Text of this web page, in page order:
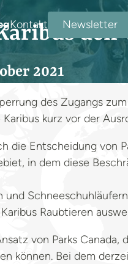
Kontakt Newsletter
den
2021
des Zugangs
kurz vor der
Entscheidung von
in dem diese
Raubtieren
von Parks Canada,
können. Bei dem